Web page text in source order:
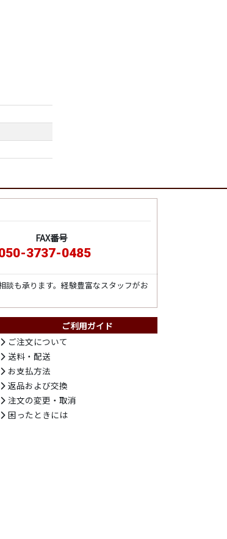
FAX番号
3737-0485
談も承ります。経験豊富なスタッフがお
ご利用ガイド
ご注文について
送料・配送
お支払方法
返品および交換
注文の変更・取消
困ったときには